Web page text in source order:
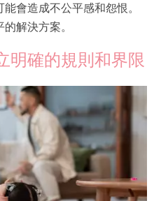
會造成不公平感和怨恨。
解決方案。
明確的規則和界限